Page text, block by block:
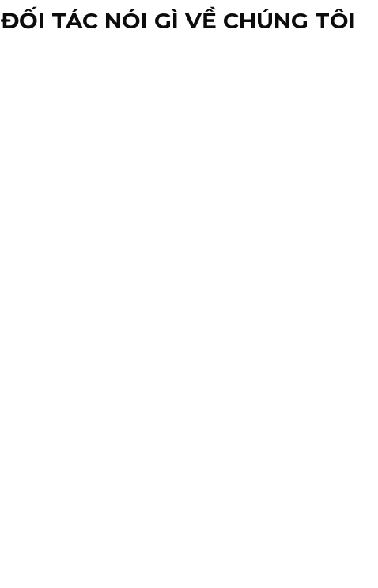
ĐỐI TÁC NÓI GÌ VỀ CHÚNG TÔI